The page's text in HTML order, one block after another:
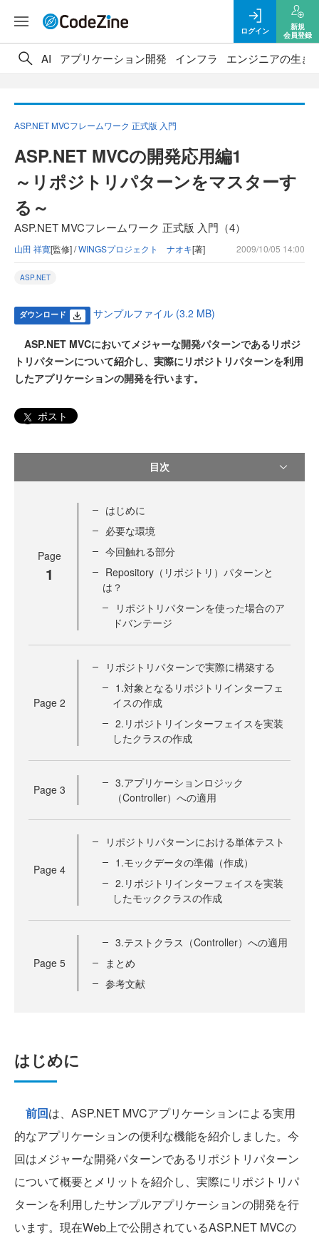
ログイン
新規
会員登録
AI アプリケーション開発 インフラ エンジニアの生き
ASP.NET MVCフレームワーク 正式版 入門
ASP.NET MVCの開発応用編1
～リポジトリパターンをマスターす
る～
ASP.NET MVCフレームワーク 正式版 入門（4）
山田 祥寛[監修] /WINGSプロジェクト ナオキ[著] 2009/10/05 14:00
ASP.NET
ダウンロード サンプルファイル (3.2 MB)
ASP.NET MVCにおいてメジャーな開発パターンであるリポジ
トリパターンについて紹介し、実際にリポジトリパターンを利用
したアプリケーションの開発を行います。
ポスト
目次
Page
1
はじめに
必要な環境
今回触れる部分
Repository（リポジトリ）パターンと
は？
リポジトリパターンを使った場合のア
ドバンテージ
Page 2
リポジトリパターンで実際に構築する
1.対象となるリポジトリインターフェ
イスの作成
2.リポジトリインターフェイスを実装
したクラスの作成
Page 3
3.アプリケーションロジック
（Controller）への適用
Page 4
リポジトリパターンにおける単体テスト
1.モックデータの準備（作成）
2.リポジトリインターフェイスを実装
したモッククラスの作成
Page 5
3.テストクラス（Controller）への適用
まとめ
参考文献
はじめに
前回は、ASP.NET MVCアプリケーションによる実用
的なアプリケーションの便利な機能を紹介しました。今
回はメジャーな開発パターンであるリポジトリパターン
について概要とメリットを紹介し、実際にリポジトリパ
ターンを利用したサンプルアプリケーションの開発を行
います。現在Web上で公開されているASP.NET MVCの